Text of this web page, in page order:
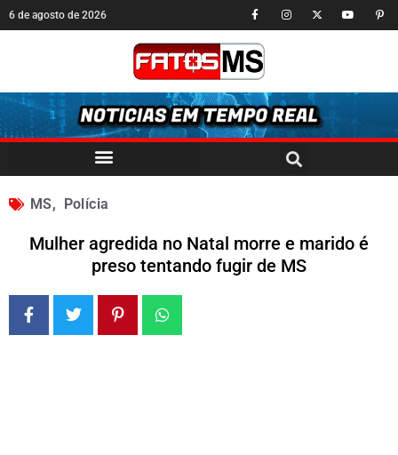
6 de agosto de 2026
MS, Polícia
Mulher agredida no Natal morre e marido é
preso tentando fugir de MS